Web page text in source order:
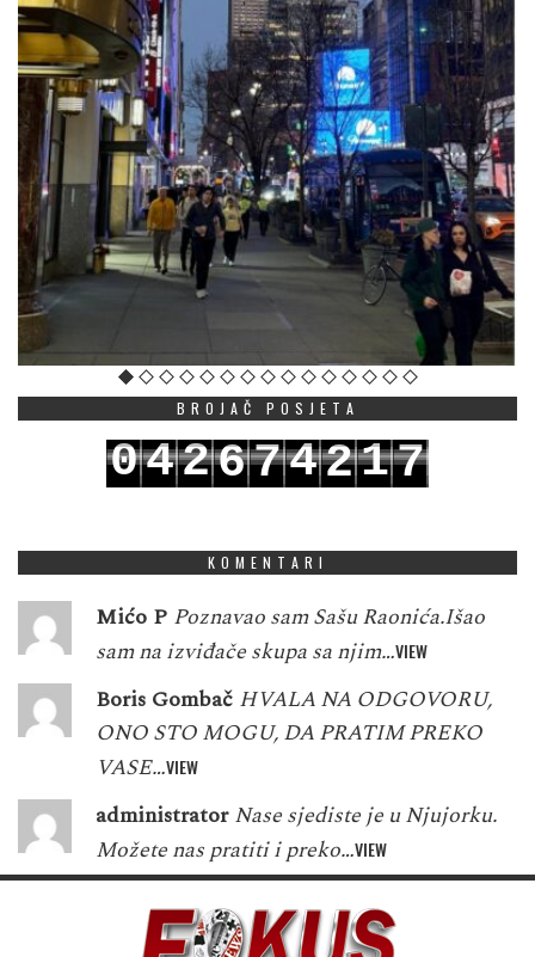
BROJAČ POSJETA
042674217
KOMENTARI
Mićo P Poznavao sam Sašu Raonića.Išao
sam na izviđače skupa sa njim…VIEW
Boris Gombač HVALA NA ODGOVORU,
ONO STO MOGU, DA PRATIM PREKO
VASE…VIEW
administrator Nase sjediste je u Njujorku.
Možete nas pratiti i preko…VIEW